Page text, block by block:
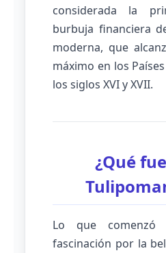
considerada la
burbuja financiera
moderna, que
máximo en los
los siglos XVI y XVII.
¿Qué
Lo que comenzó
fascinación por la